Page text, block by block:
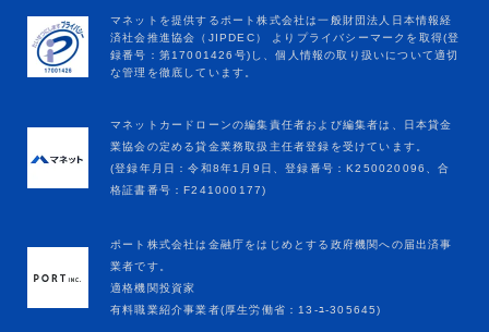
マネットカードローンの編集責任者および編集者は、日本貸金
業協会の定める貸金業務取扱主任者登録を受けています。
(登録年月日：令和8年1月9日、登録番号：K250020096、合
格証書番号：F241000177)
ポート株式会社は金融庁をはじめとする政府機関への届出済事
業者です。
適格機関投資家
有料職業紹介事業者(厚生労働省：13-ﾕ-305645)